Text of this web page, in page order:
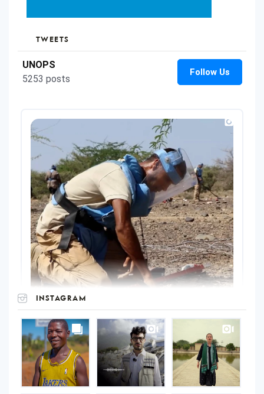
TWEETS
INSTAGRAM
UNOPS
on
Instagram